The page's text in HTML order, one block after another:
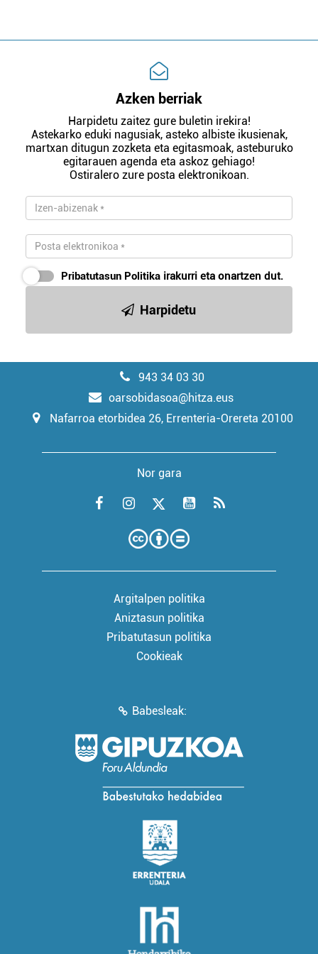
Azken berriak
Harpidetu zaitez gure buletin irekira!
Astekarko eduki nagusiak, asteko albiste ikusienak,
martxan ditugun zozketa eta egitasmoak, asteburuko
egitarauen agenda eta askoz gehiago!
Ostiralero zure posta elektronikoan.
Pribatutasun Politika irakurri eta onartzen dut.
Harpidetu
943 34 03 30
oarsobidasoa@hitza.eus
Nafarroa etorbidea 26, Errenteria-Orereta 20100
Nor gara
Argitalpen politika
Aniztasun politika
Pribatutasun politika
Cookieak
Babesleak: